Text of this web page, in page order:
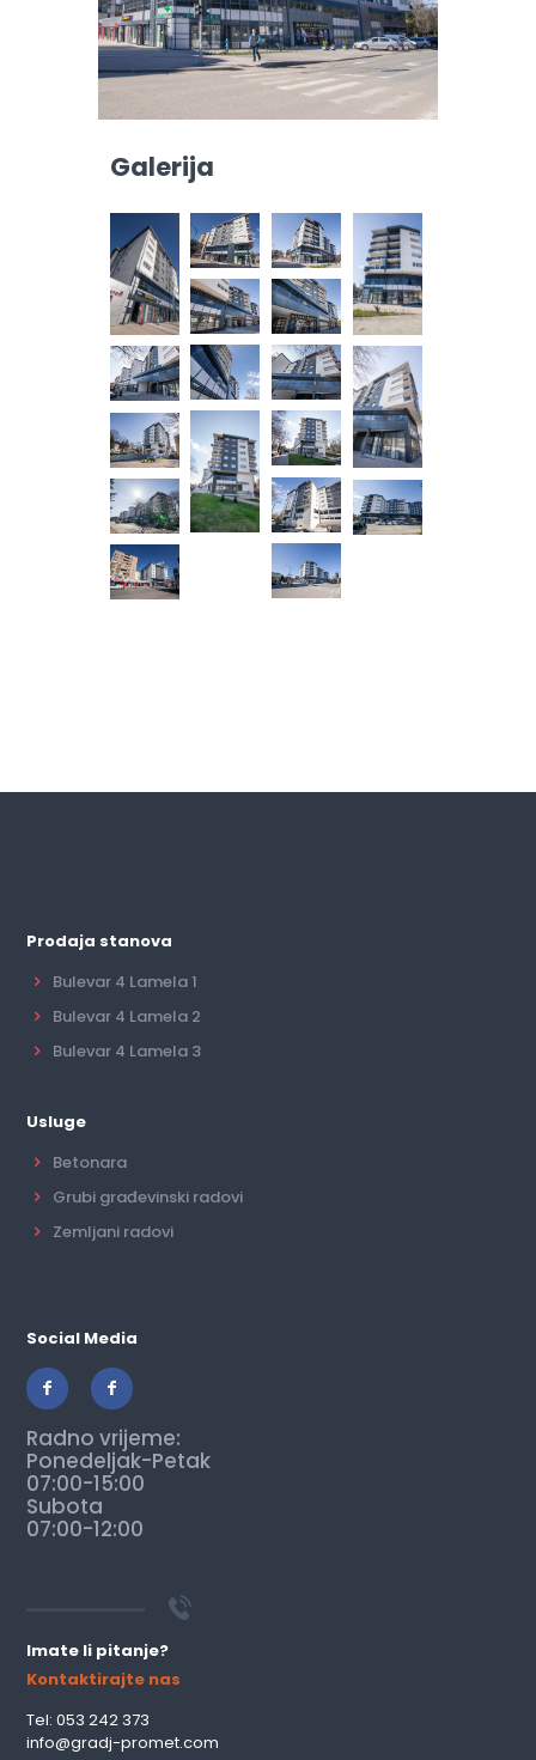
Galerija
Prodaja stanova
Bulevar 4 Lamela 1
Bulevar 4 Lamela 2
Bulevar 4 Lamela 3
Usluge
Betonara
Grubi građevinski radovi
Zemljani radovi
Social Media
Radno vrijeme:
Ponedeljak-Petak
07:00-15:00
Subota
07:00-12:00
Imate li pitanje?
Kontaktirajte nas
Tel: 053 242 373
info@gradj-promet.com